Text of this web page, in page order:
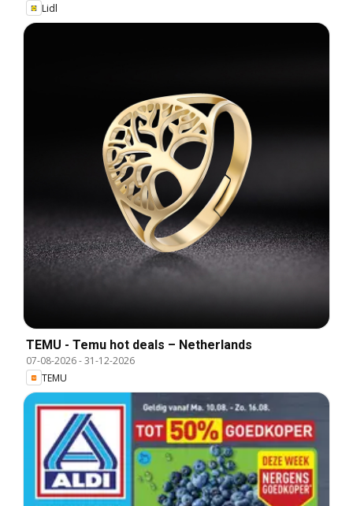
Lidl
TEMU - Temu hot deals – Netherlands
07-08-2026-31-12-2026
TEMU